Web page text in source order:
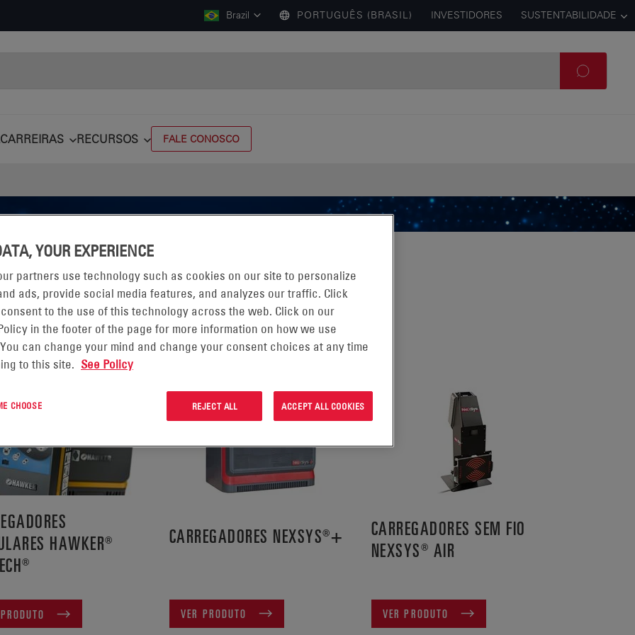
Brazil PORTUGUÊS (BRASIL) INVESTIDORES SUSTENTABILIDADE
CARREIRAS RECURSOS FALE CONOSCO
1-7 DE 7 PRODUTOS EM:
HAWKER®
CARREGADORES NEXSYS®+
VER PRODUTO
CARREGADORES SEM FIO
NEXSYS® AIR
VER PRODUTO
YOUR EXPERIENCE
partners use technology such as cookies on our site to personalize
ads, provide social media features, and analyzes our traffic. Click
to the use of this technology across the web. Click on our
in the footer of the page for more information on how we use
can change your mind and change your consent choices at any time
to this site. See Policy
CHOOSE REJECT ALL ACCEPT ALL COOKIES